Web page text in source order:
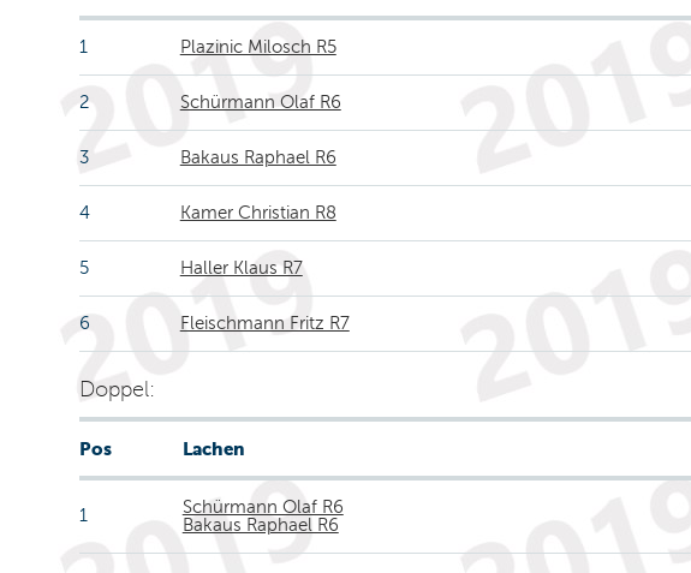
1 Plazinic Milosch R5
2 Schürmann Olaf R6
3 Bakaus Raphael R6
4 Kamer Christian R8
5 Haller Klaus R7
6 Fleischmann Fritz R7
Doppel:
Pos Lachen
1
Schürmann Olaf R6
Bakaus Raphael R6